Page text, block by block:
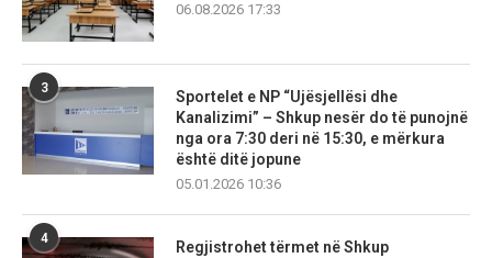
06.08.2026 17:33
3
Sportelet e NP “Ujësjellësi dhe
Kanalizimi” – Shkup nesër do të punojnë
nga ora 7:30 deri në 15:30, e mërkura
është ditë jopune
05.01.2026 10:36
4
Regjistrohet tërmet në Shkup